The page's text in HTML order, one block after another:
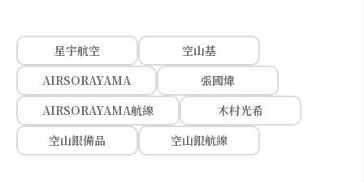
星宇航空
空山基
AIRSORAYAMA
張國煒
AIRSORAYAMA航線
木村光希
空山銀備品
空山銀航線